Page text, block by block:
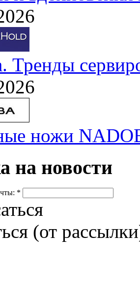
Тренды
ножи
на новости
*
(от